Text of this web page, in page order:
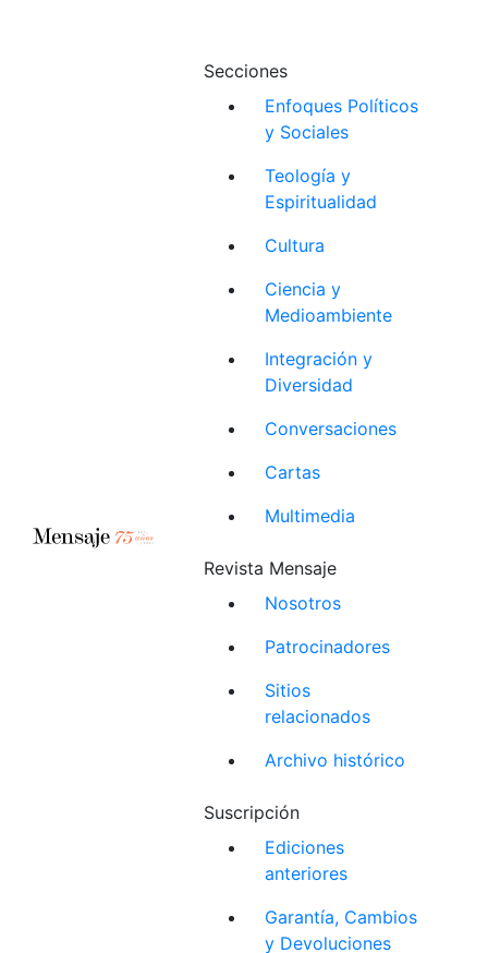
Secciones
Enfoques Políticos
y Sociales
Teología y
Espiritualidad
Cultura
Ciencia y
Medioambiente
Integración y
Diversidad
Conversaciones
Cartas
Multimedia
Revista Mensaje
Nosotros
Patrocinadores
Sitios
relacionados
Archivo histórico
Suscripción
Ediciones
anteriores
Garantía, Cambios
y Devoluciones